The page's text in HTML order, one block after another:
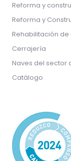
Reforma y
Reforma y
Rehabilitación
Cerrajería
Naves del sector
Catálogo